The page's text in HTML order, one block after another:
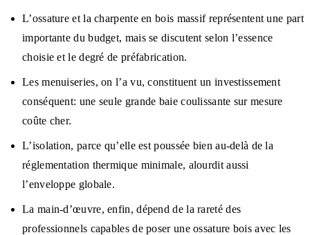
L’ossature et la charpente en bois massif représentent une part
importante du budget, mais se discutent selon l’essence
choisie et le degré de préfabrication.
Les menuiseries, on l’a vu, constituent un investissement
conséquent: une seule grande baie coulissante sur mesure
coûte cher.
L’isolation, parce qu’elle est poussée bien au-delà de la
réglementation thermique minimale, alourdit aussi
l’enveloppe globale.
La main-d’œuvre, enfin, dépend de la rareté des
professionnels capables de poser une ossature bois avec les